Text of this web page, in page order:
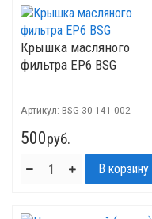
Крышка масляного
фильтра EP6 BSG
Артикул: BSG 30-141-002
500руб.